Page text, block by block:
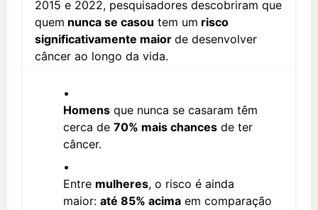
2015 e 2022, pesquisadores descobriram que
quem nunca se casou tem um risco
significativamente maior de desenvolver
câncer ao longo da vida.
Homens que nunca se casaram têm
cerca de 70% mais chances de ter
câncer.
Entre mulheres, o risco é ainda
maior: até 85% acima em comparação